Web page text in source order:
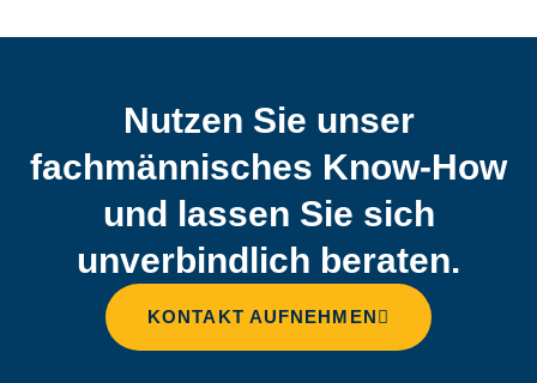
Nutzen Sie unser
fachmännisches Know-How
und lassen Sie sich
unverbindlich beraten.
KONTAKT AUFNEHMEN